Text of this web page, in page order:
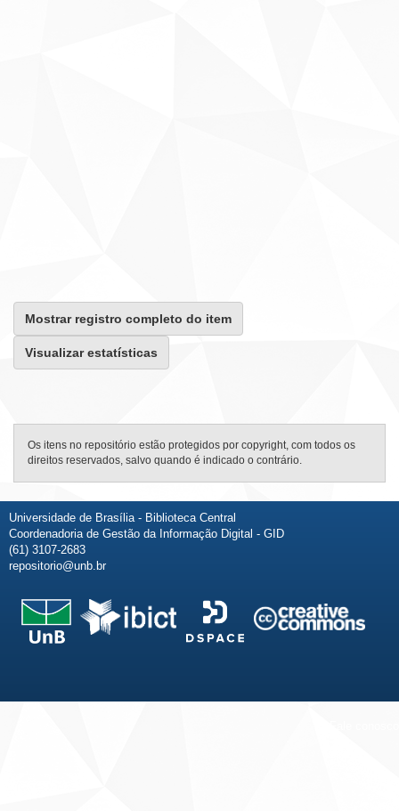
Mostrar registro completo do item
Visualizar estatísticas
Os itens no repositório estão protegidos por copyright, com todos os
direitos reservados, salvo quando é indicado o contrário.
Universidade de Brasília - Biblioteca Central
Coordenadoria de Gestão da Informação Digital - GID
(61) 3107-2683
repositorio@unb.br